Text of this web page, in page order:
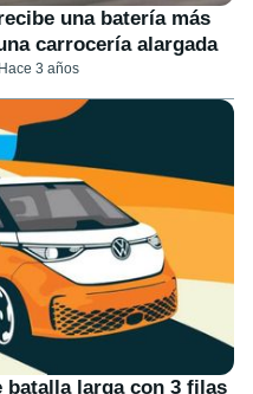
una batería más
carrocería alargada
Hace 3 años
batalla larga con 3 filas